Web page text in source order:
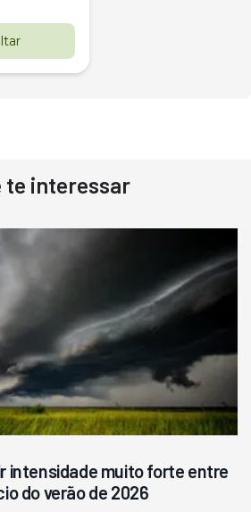
Cat 966
te interessar
intensidade muito forte entre
do verão de 2026